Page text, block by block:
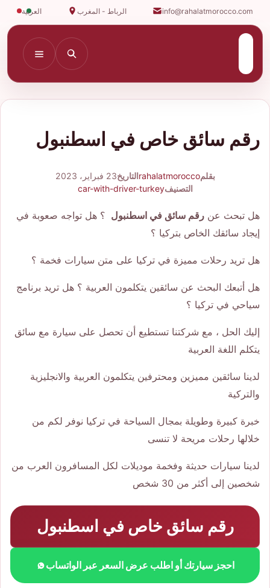
info@rahalatmorocco.com الرباط - المغرب العربية
رقم سائق خاص في اسطنبول
بقلمrahalatmorocco التاريخ23 فبراير، 2023
التصنيفcar-with-driver-turkey
هل تبحث عن رقم سائق في اسطنبول ؟ هل تواجه صعوبة في
إيجاد سائقك الخاص بتركيا ؟
هل تريد رحلات مميزة في تركيا على متن سيارات فخمة ؟
هل أتبعك البحث عن سائقين يتكلمون العربية ؟ هل تريد برنامج
سياحي في تركيا ؟
إليك الحل ، مع شركتنا تستطيع أن تحصل على سيارة مع سائق
يتكلم اللغة العربية
لدينا سائقين مميزين ومحترفين يتكلمون العربية والانجليزية
والتركية
خبرة كبيرة وطويلة بمجال السياحة في تركيا نوفر لكم من
خلالها رحلات مريحة لا تنسى
لدينا سيارات حديثة وفخمة موديلات لكل المسافرون العرب من
شخصين إلى أكثر من 30 شخص
رقم سائق خاص في اسطنبول
احجز سيارتك أو اطلب عرض السعر عبر الواتساب